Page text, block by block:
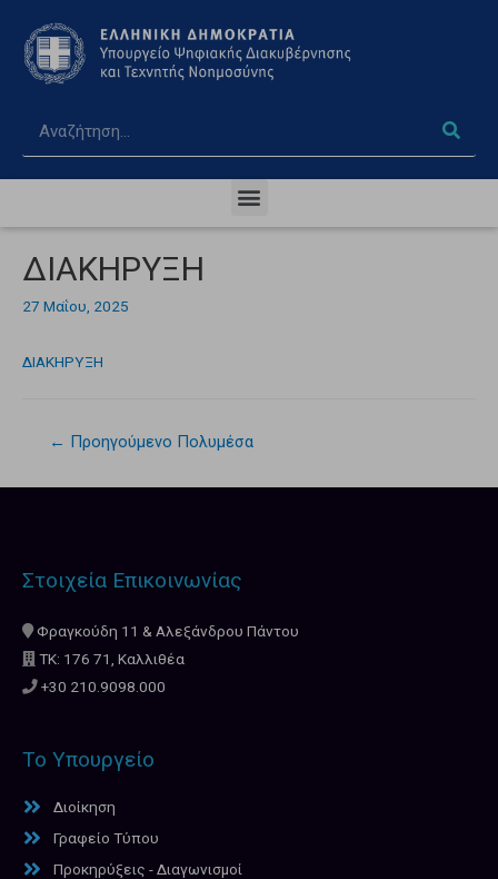
ΔΙΑΚΗΡΥΞΗ
27 Μαΐου, 2025
ΔΙΑΚΗΡΥΞΗ
← Προηγούμενο Πολυμέσα
Στοιχεία Επικοινωνίας
Φραγκούδη 11 & Αλεξάνδρου Πάντου
ΤΚ: 176 71, Καλλιθέα
+30 210.9098.000
Το Υπουργείο
Διοίκηση
Γραφείο Τύπου
Προκηρύξεις - Διαγωνισμοί